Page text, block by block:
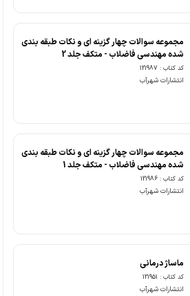
مجموعه سوالات چهار گزینه ای و نکات طبقه بندی
شده مهندسی فاضلاب - متکف جلد 2
کد کتاب : 121987
انتشارات شهرآب
مجموعه سوالات چهار گزینه ای و نکات طبقه ‎بندی
شده مهندسی فاضلاب - متکف جلد 1
کد کتاب : 121986
انتشارات شهرآب
ماساژ درمانی
کد کتاب : 121951
انتشارات شهرآب